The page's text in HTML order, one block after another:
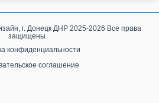
г. Донецк ДНР 2025-2026 Все права
защищены
конфиденциальности
соглашение